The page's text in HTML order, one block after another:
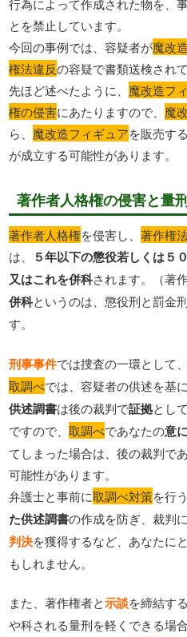
行為によって作成された物を、
とを禁止しています。
今回の事例では、容疑者が魔改
権法違反の容疑で書類送検されて
先ほど述べたように、 魔改造フ
権の侵害にあたりますので、 魔
ら、 魔改造フィギュアを販売す
が成立する可能性があります。
著作者人格権の侵害と量
著作者人格権を侵害し、著作権
は、
５年以下の懲役若しくは５
又はこれを併科されます。（著
併科というのは、懲役刑と罰金
す。
刑事事件では捜査の一環として
取調べでは、容疑者の供述を基
供述調書は後の裁判で証拠とし
ですので、取調べであなたの意
てしまった場合は、後の裁判で
可能性があります。
弁護士と事前に取調べ対策を行
た供述調書の作成を防ぎ、裁判
判決を獲得するなど、あなたに
もしれません。
また、著作権者と示談を締結す
や科される量刑を軽くできる場